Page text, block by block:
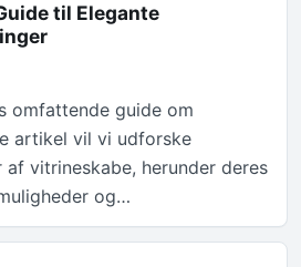
til Elegante
omfattende guide om
artikel vil vi udforske
vitrineskabe, herunder deres
og…